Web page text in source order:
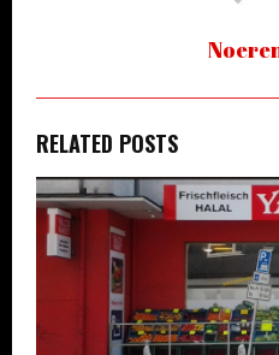
RELATED POSTS